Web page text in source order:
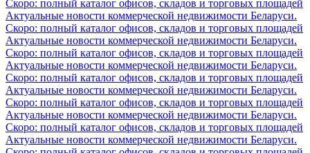
Скоро: полный каталог офисов, складов и торговых площадей
Актуальные новости коммерческой недвижимости Беларуси.
Скоро: полный каталог офисов, складов и торговых площадей
Актуальные новости коммерческой недвижимости Беларуси.
Скоро: полный каталог офисов, складов и торговых площадей
Актуальные новости коммерческой недвижимости Беларуси.
Скоро: полный каталог офисов, складов и торговых площадей
Актуальные новости коммерческой недвижимости Беларуси.
Скоро: полный каталог офисов, складов и торговых площадей
Актуальные новости коммерческой недвижимости Беларуси.
Скоро: полный каталог офисов, складов и торговых площадей
Актуальные новости коммерческой недвижимости Беларуси.